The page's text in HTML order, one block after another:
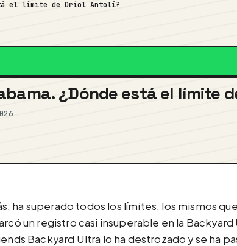
el límite de Oriol Antolí?
¿Dónde está el límite
ha superado todos los límites, los mismos
un registro casi insuperable en la
Backyard Ultra lo ha destrozado y se ha